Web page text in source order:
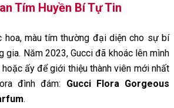
Tím Huyền Bí Tự Tin
hoa, màu tím thường đại diện cho sự bí
gia. Năm 2023, Gucci đã khoác lên mình
ấy để giới thiệu thành viên mới nhất
đình đám: Gucci Flora Gorgeous
.